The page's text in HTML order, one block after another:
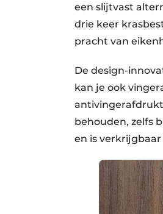
een slijtvast
drie keer
pracht van
De design-
kan je ook
behouden, zelfs
en is